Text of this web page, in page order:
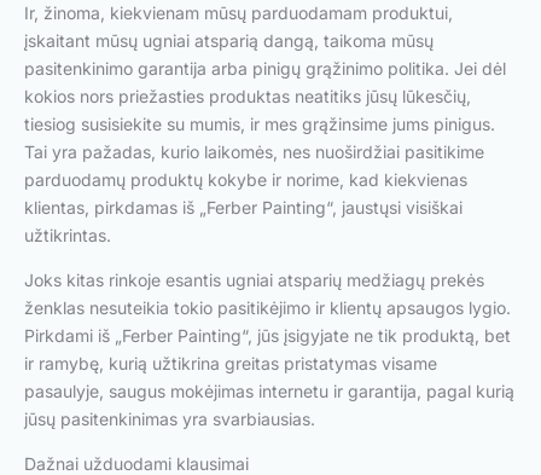
Ir, žinoma, kiekvienam mūsų parduodamam produktui,
įskaitant mūsų ugniai atsparią dangą, taikoma mūsų
pasitenkinimo garantija arba pinigų grąžinimo politika. Jei dėl
kokios nors priežasties produktas neatitiks jūsų lūkesčių,
tiesiog susisiekite su mumis, ir mes grąžinsime jums pinigus.
Tai yra pažadas, kurio laikomės, nes nuoširdžiai pasitikime
parduodamų produktų kokybe ir norime, kad kiekvienas
klientas, pirkdamas iš „Ferber Painting“, jaustųsi visiškai
užtikrintas.
Joks kitas rinkoje esantis ugniai atsparių medžiagų prekės
ženklas nesuteikia tokio pasitikėjimo ir klientų apsaugos lygio.
Pirkdami iš „Ferber Painting“, jūs įsigyjate ne tik produktą, bet
ir ramybę, kurią užtikrina greitas pristatymas visame
pasaulyje, saugus mokėjimas internetu ir garantija, pagal kurią
jūsų pasitenkinimas yra svarbiausias.
Dažnai užduodami klausimai